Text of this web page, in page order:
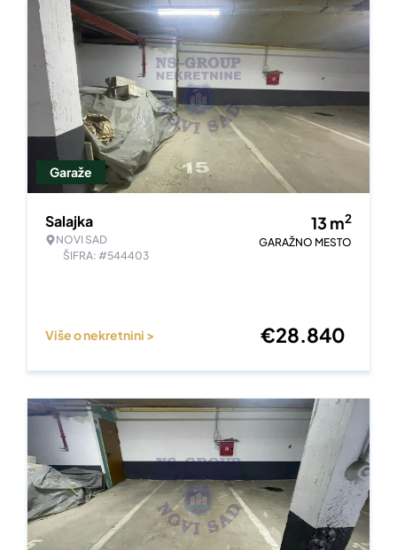
Garaže
Salajka
NOVI SAD
ŠIFRA: #544403
13 m2
GARAŽNO MESTO
Više o nekretnini > €28.840